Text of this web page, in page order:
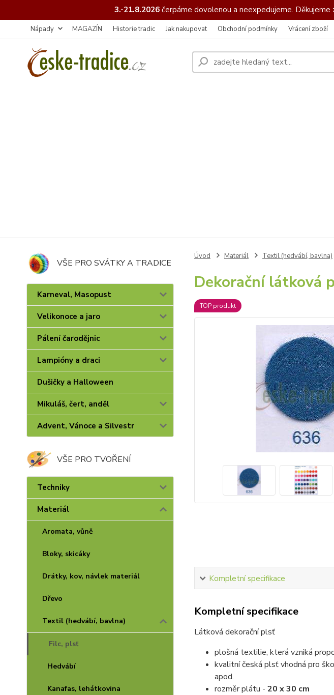
3.-21.8.2026čerpáme dovolenou a neexpedujeme.
Nápady MAGAZÍN Historie tradic Jak nakupovat Obchodní podmínky Vrácení zboží
VŠE PRO SVÁTKY A TRADICE
Karneval, Masopust
Velikonoce a jaro
Pálení čarodějnic
Lampióny a draci
Dušičky a Halloween
Mikuláš, čert, anděl
Advent, Vánoce a Silvestr
VŠE PRO TVOŘENÍ
Techniky
Materiál
Aromata, vůně
Bloky, skicáky
Drátky, kov, návlek materiál
Dřevo
Textil (hedvábí, bavlna)
Filc, plsť
Hedvábí
Kanafas, lehátkovina
Úvod Materiál Textil (hedvábí, bavlna)
Dekorační látková
TOP produkt
Kompletní specifikace
Kompletní specifikace
Látková dekorační plsť
plošná textilie, která vzniká
kvalitní česká plsť vhodná pro
apod.
rozměr plátu - 20 x 30 cm